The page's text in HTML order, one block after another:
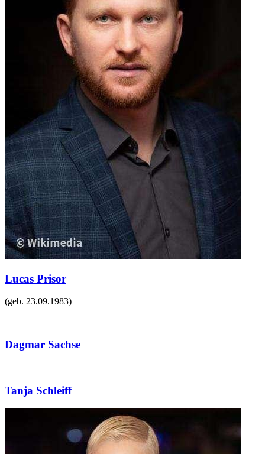
Lucas Prisor
(geb. 23.09.1983)
Dagmar Sachse
Tanja Schleiff